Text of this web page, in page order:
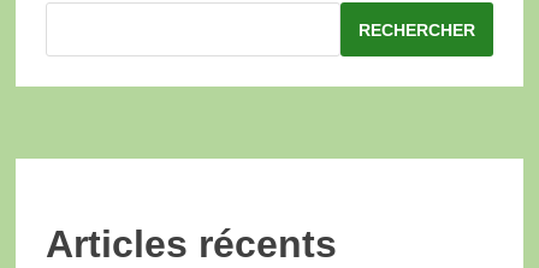
RECHERCHER
Articles récents